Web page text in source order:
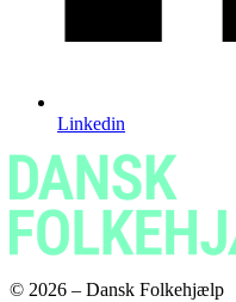
Linkedin
© 2026 – Dansk Folkehjælp